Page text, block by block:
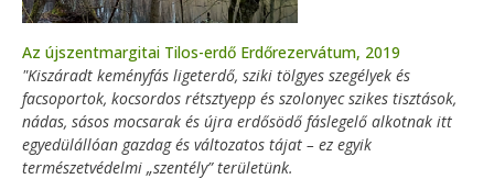
Az újszentmargitai Tilos-erdő Erdőrezervátum, 2019
"Kiszáradt keményfás ligeterdő, sziki tölgyes szegélyek és
facsoportok, kocsordos rétsztyepp és szolonyec szikes tisztások,
nádas, sásos mocsarak és újra erdősödő fáslegelő alkotnak itt
egyedülállóan gazdag és változatos tájat – ez egyik
természetvédelmi „szentély” területünk.